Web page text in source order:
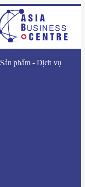
Sản phẩm - Dịch vụ